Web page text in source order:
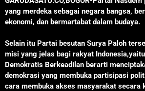
yang merdeka sebagai negara bangsa,
ekonomi, dan bermartabat dalam budaya.
Selain itu Partai besutan Surya Paloh
misi yang jelas bagi rakyat
Demokratis Berkeadilan berarti
demokrasi yang membuka partisipasi
cara membuka akses masyarakat secara